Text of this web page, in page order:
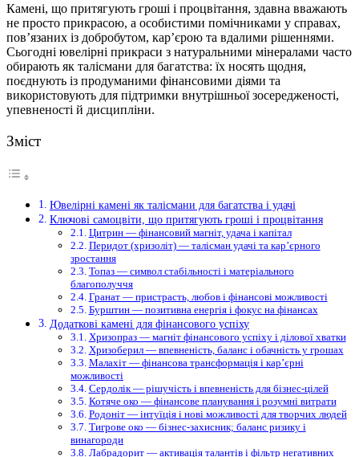
Камені, що притягують гроші і процвітання, здавна вважають
не просто прикрасою, а особистими помічниками у справах,
пов’язаних із добробутом, кар’єрою та вдалими рішеннями.
Сьогодні ювелірні прикраси з натуральними мінералами часто
обирають як талісмани для багатства: їх носять щодня,
поєднують із продуманими фінансовими діями та
використовують для підтримки внутрішньої зосередженості,
упевненості й дисципліни.
Зміст
Ювелірні камені як талісмани для багатства і удачі
Ключові самоцвіти, що притягують гроші і процвітання
Цитрин — фінансовий магніт, удача і капітал
Перидот (хризоліт) — талісман удачі та кар’єрного
зростання
Топаз — символ стабільності і матеріального
благополуччя
Гранат — пристрасть, любов і фінансові можливості
Бурштин — позитивна енергія і фокус на фінансах
Додаткові камені для фінансового успіху
Хризопраз — магніт фінансового успіху і ділової хватки
Хризоберил — впевненість, баланс і обачність у грошах
Малахіт — фінансова трансформація і кар’єрні
можливості
Сердолік — рішучість і впевненість для бізнес-цілей
Котяче око — фінансове планування і розумні витрати
Родоніт — інтуїція і нові можливості для творчих людей
Тигрове око — бізнес-захисник; баланс ризику і
винагороди
Лабрадорит — активація талантів і фільтр негативних